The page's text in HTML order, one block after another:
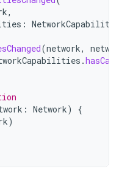
,
:
(network,
.
: Network)
{
)